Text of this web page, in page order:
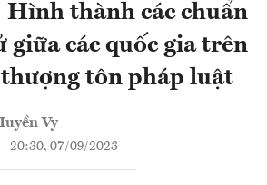
thành các chuẩn
giữa các quốc gia trên
tôn pháp luật
Vy
20:30, 07/09/2023